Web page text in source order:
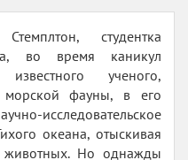
студентка
во время каникул
ученого,
морской фауны, в его
исследовательское
океана, отыскивая
Но однажды